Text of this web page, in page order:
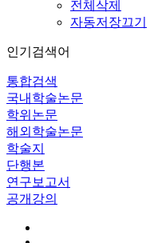
전체삭제
자동저장끄기
인기검색어
통합검색
국내학술논문
학위논문
해외학술논문
학술지
단행본
연구보고서
공개강의